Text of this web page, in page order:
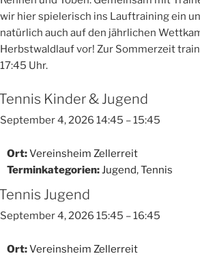
wir hier spielerisch ins Lauftraining ein
natürlich auch auf den jährlichen
Herbstwaldlauf vor! Zur Sommerzeit
17:45 Uhr.
Kinder & Jugend
September 4, 2026 14:45 –15:45
Ort:Vereinsheim Zellerreit
Terminkategorien: Jugend,Tennis
Jugend
September 4, 2026 15:45 –16:45
Ort:Vereinsheim Zellerreit